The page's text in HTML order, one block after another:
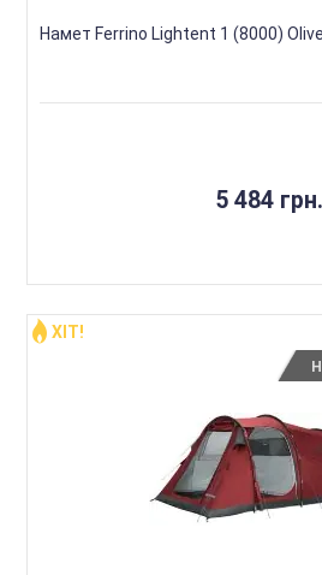
Намет Ferrino Lightent 1 (8000)
5 484 грн.
ХІТ!